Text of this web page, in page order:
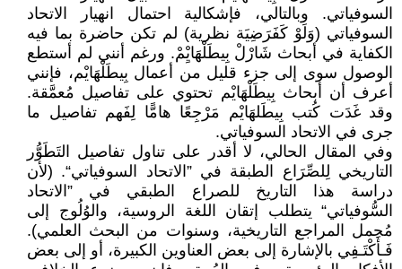
السوفياتي. وبالتالي، فإشكالية احتمال انهيار الاتحاد
السوفياتي (وَلَوْ كَفَرَضِيَة نظرية) لم تكن حاضرة بما فيه
الكفاية في أبحاث شَارْلْ بِيطَلْهَايِْمْ. ورغم أنني لم أستطع
الوصول سوى إلى جزء قليل من أعمال بِيطَلْهَايْم، فإنني
أعرف أن أبحاث بِيطَلْهَايْم تحتوي على تفاصيل مُعمَّقة.
وقد غَدَت كُتب بِيطَلهَايْم مَرْجِعًا هامًّا لِفَهم تفاصيل ما
جرى في الاتحاد السوفياتي.
وفي المقال الحالي، لا أقدر على تناول تفاصيل التَطَوُّر
التاريخي لِلصِّرَاع الطبقة في ”الاتحاد السوفياتي“. (لأن
دراسة هذا التاريخ للصراع الطبقي في ”الاتحاد
السُّوفياتي“ يتطلب إتقان اللغة الروسية، والوُلُوج إلى
مُجمل المراجع التاريخية، وسنوات من البحث العلمي).
فَـأَكْتَـفِي بالإشارة إلى بعض العناوين الكبيرة، أو إلى بعض